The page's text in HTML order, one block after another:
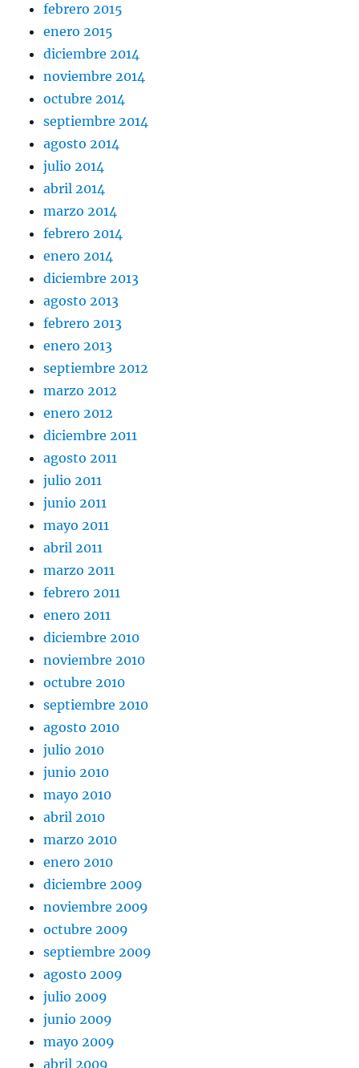
febrero 2015
enero 2015
diciembre 2014
noviembre 2014
octubre 2014
septiembre 2014
agosto 2014
julio 2014
abril 2014
marzo 2014
febrero 2014
enero 2014
diciembre 2013
agosto 2013
febrero 2013
enero 2013
septiembre 2012
marzo 2012
enero 2012
diciembre 2011
agosto 2011
julio 2011
junio 2011
mayo 2011
abril 2011
marzo 2011
febrero 2011
enero 2011
diciembre 2010
noviembre 2010
octubre 2010
septiembre 2010
agosto 2010
julio 2010
junio 2010
mayo 2010
abril 2010
marzo 2010
enero 2010
diciembre 2009
noviembre 2009
octubre 2009
septiembre 2009
agosto 2009
julio 2009
junio 2009
mayo 2009
abril 2009